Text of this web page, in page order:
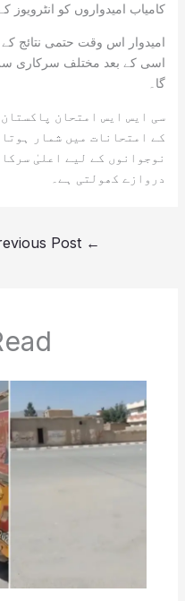
کامیاب امیدواروں کو انٹرویوز کے
امیدوار اس وقت حتمی نتائج
اسی کے بعد مختلف سرکاری
گا۔
سی ایس ایس امتحان
کے امتحانات میں شمار
نوجوانوں کے لیے اعلیٰ
دروازے کھولتی ہے۔
←